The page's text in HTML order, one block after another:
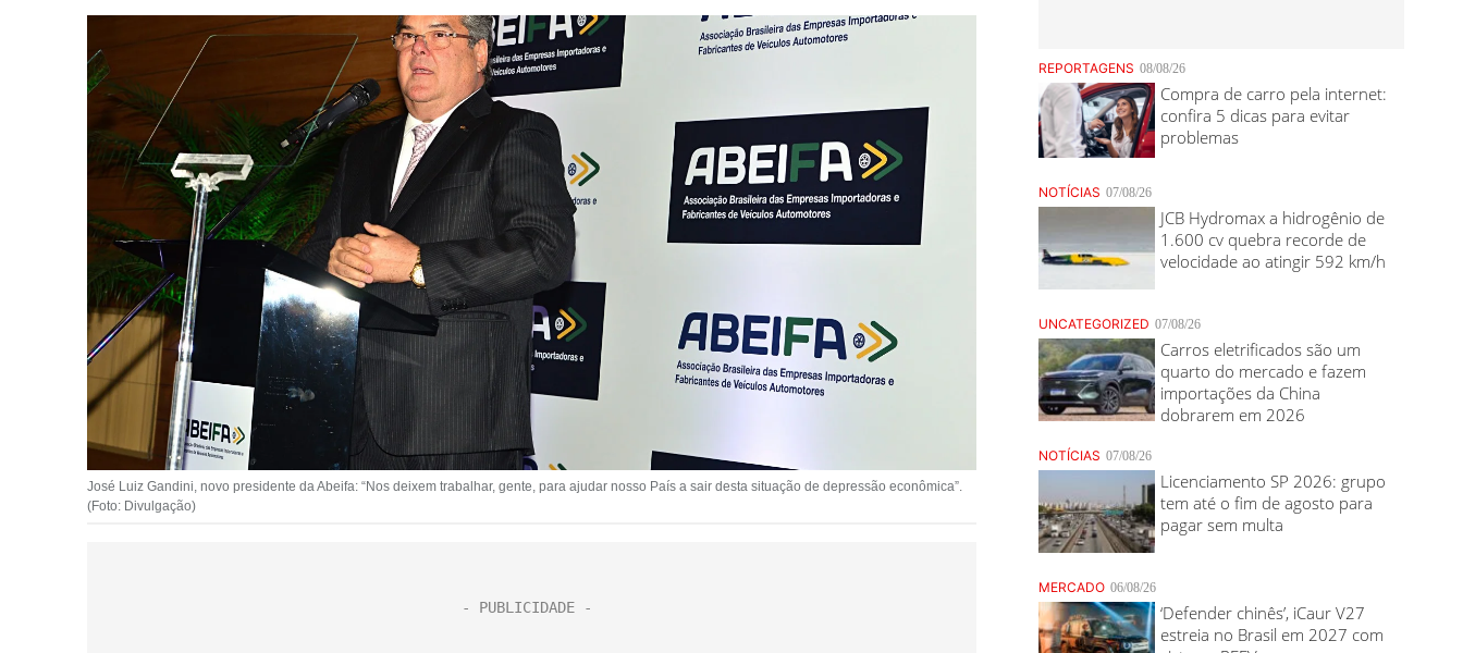
José Luiz Gandini, novo presidente da Abeifa: “Nos deixem trabalhar, gente, para ajudar nosso País a sair desta situação de depressão econômica”.
(Foto: Divulgação)